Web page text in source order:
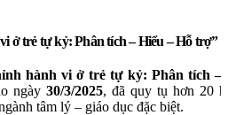
ở trẻ tự kỷ: Phân tích – Hiểu – Hỗ trợ”
hành vi ở trẻ tự kỷ: Phân tích –
ngày 30/3/2025, đã quy tụ hơn 20
tâm lý – giáo dục đặc biệt.